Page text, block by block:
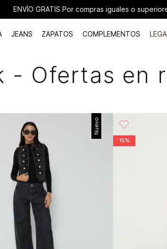
ENVÍO GRATIS Por compras iguales o
JEANS ZAPATOS COMPLEMENTOS
- Ofertas en
Nuevo
15%